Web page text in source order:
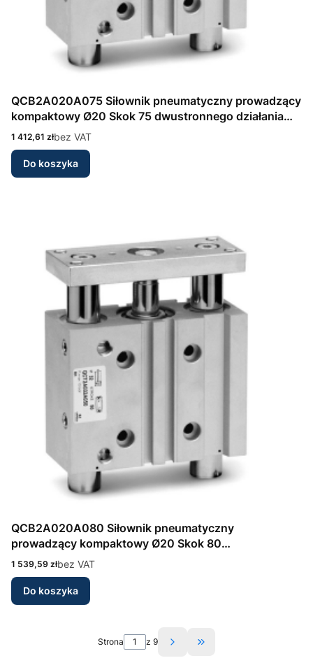
QCB2A020A075 Siłownik pneumatyczny prowadzący
kompaktowy Ø20 Skok 75 dwustronnego działania
Seria QCB Camozzi
Cena
1 412,61 złbez VAT
Do koszyka
QCB2A020A080 Siłownik pneumatyczny
prowadzący kompaktowy Ø20 Skok 80
dwustronnego działania Seria QCB Camozzi
Cena
1 539,59 złbez VAT
Do koszyka
Strona z 9 Przejdź do ostatniej